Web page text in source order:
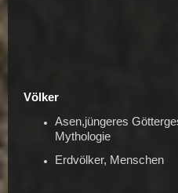
Völker
Asen,jüngeres
Mythologie
Erdvölker, Menschen